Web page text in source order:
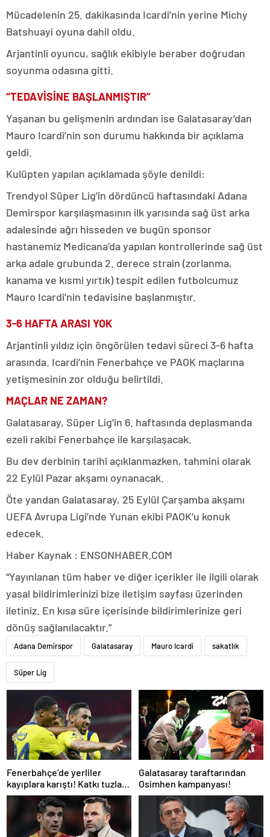
Mücadelenin 25. dakikasında Icardi’nin yerine Michy
Batshuayi oyuna dahil oldu.
Arjantinli oyuncu, sağlık ekibiyle beraber doğrudan
soyunma odasına gitti.
“TEDAVİSİNE BAŞLANMIŞTIR”
Yaşanan bu gelişmenin ardından ise Galatasaray’dan
Mauro Icardi’nin son durumu hakkında bir açıklama
geldi.
Kulüpten yapılan açıklamada şöyle denildi:
Trendyol Süper Lig’in dördüncü haftasındaki Adana
Demirspor karşılaşmasının ilk yarısında sağ üst arka
adalesinde ağrı hisseden ve bugün sponsor
hastanemiz Medicana’da yapılan kontrollerinde sağ üst
arka adale grubunda 2. derece strain (zorlanma,
kanama ve kısmi yırtık) tespit edilen futbolcumuz
Mauro Icardi’nin tedavisine başlanmıştır.
3-6 HAFTA ARASI YOK
Arjantinli yıldız için öngörülen tedavi süreci 3-6 hafta
arasında. Icardi’nin Fenerbahçe ve PAOK maçlarına
yetişmesinin zor olduğu belirtildi.
MAÇLAR NE ZAMAN?
Galatasaray, Süper Lig’in 6. haftasında deplasmanda
ezeli rakibi Fenerbahçe ile karşılaşacak.
Bu dev derbinin tarihi açıklanmazken, tahmini olarak
22 Eylül Pazar akşamı oynanacak.
Öte yandan Galatasaray, 25 Eylül Çarşamba akşamı
UEFA Avrupa Ligi’nde Yunan ekibi PAOK’u konuk
edecek.
Haber Kaynak : ENSONHABER.COM
“Yayınlanan tüm haber ve diğer içerikler ile ilgili olarak
yasal bildirimlerinizi bize iletişim sayfası üzerinden
iletiniz. En kısa süre içerisinde bildirimlerinize geri
dönüş sağlanılacaktır.”
Adana Demirspor Galatasaray Mauro Icardi sakatlık
Süper Lig
Fenerbahçe’de yerliler
kayıplara karıştı! Katkı tuzla
buz oldu
Galatasaray taraftarından
Osimhen kampanyası!